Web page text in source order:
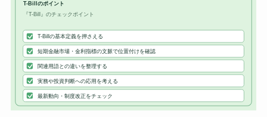
T-Billのポイント
『T-Bill』のチェックポイント
T-Billの基本定義を押さえる
短期金融市場・金利指標の文脈で位置付けを確認
関連用語との違いを整理する
実務や投資判断への応用を考える
最新動向・制度改正をチェック